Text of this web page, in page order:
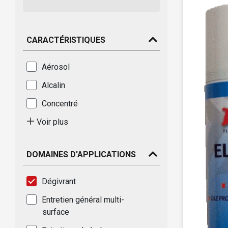
CARACTÉRISTIQUES
Aérosol
Alcalin
Concentré
Voir plus
DOMAINES D'APPLICATIONS
Dégivrant
Entretien général multi-
surface